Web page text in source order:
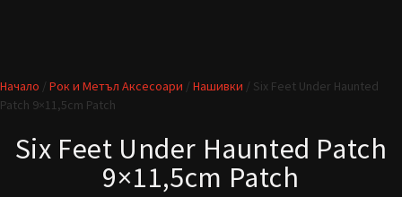
Начало / Рок и Метъл Аксесоари / Нашивки / Six Feet Under Haunted
Patch 9×11,5cm Patch
Six Feet Under Haunted Patch
9×11,5cm Patch